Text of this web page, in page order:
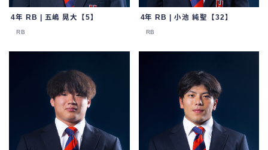
4年 RB | 五嶋 晃大【5】
RB
4年 RB | 小池 純聖【32】
RB